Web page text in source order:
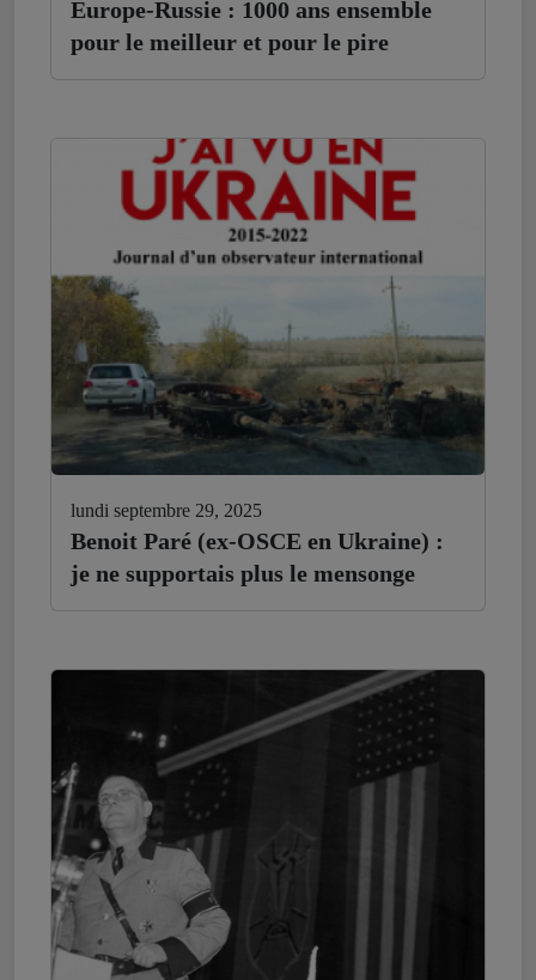
Europe-Russie : 1000 ans ensemble
pour le meilleur et pour le pire
lundi septembre 29, 2025
Benoit Paré (ex-OSCE en Ukraine) :
je ne supportais plus le mensonge